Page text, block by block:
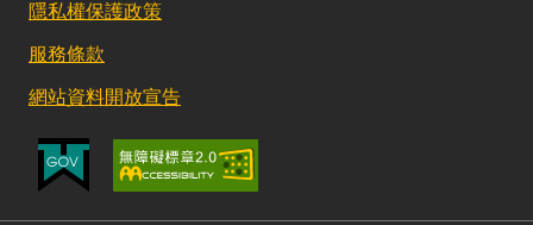
隱私權保護政策
服務條款
網站資料開放宣告